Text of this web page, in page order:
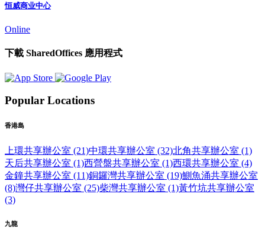
恒威商业中心
Online
下載 SharedOffices 應用程式
Popular Locations
香港島
上環共享辦公室 (21)中環共享辦公室 (32)北角共享辦公室 (1)
天后共享辦公室 (1)西營盤共享辦公室 (1)西環共享辦公室 (4)
金鐘共享辦公室 (11)銅鑼灣共享辦公室 (19)鰂魚涌共享辦公室
(8)灣仔共享辦公室 (25)柴灣共享辦公室 (1)黃竹坑共享辦公室
(3)
九龍